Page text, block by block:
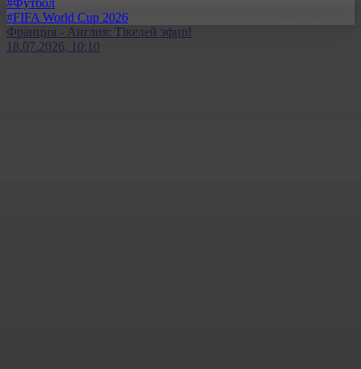
#Футбол
#FIFA World Cup 2026
Франция - Англия: Тікелей эфир!
18.07.2026, 10:10